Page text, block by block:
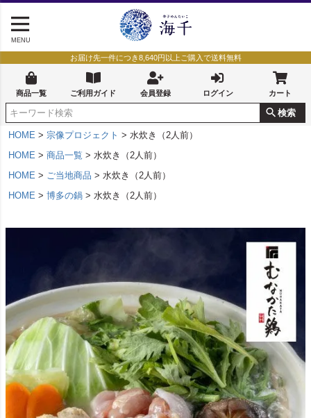
MENU
お届け先一件につき8,640円以上ご購入で送料無料
商品一覧 ご利用ガイド 会員登録 ログイン カート
検索
HOME 宗像プロジェクト
水炊き（2人前）
HOME
商品一覧
水炊き（2人前）
HOME
ご当地商品
水炊き（2人前）
HOME
博多の鍋 水炊き（2人前）